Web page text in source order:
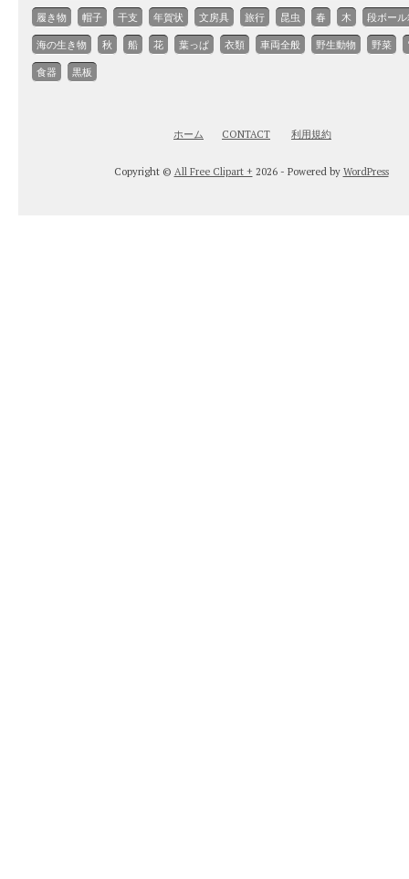
履き物 帽子 干支 年賀状 文房具 旅行 昆虫 春 木 段ボー
海の生き物 秋 船 花 葉っぱ 衣類 車両全般 野生動物 野菜
食器 黒板
ホーム CONTACT 利用規約
Copyright © All Free Clipart + 2026 - Powered by WordPress